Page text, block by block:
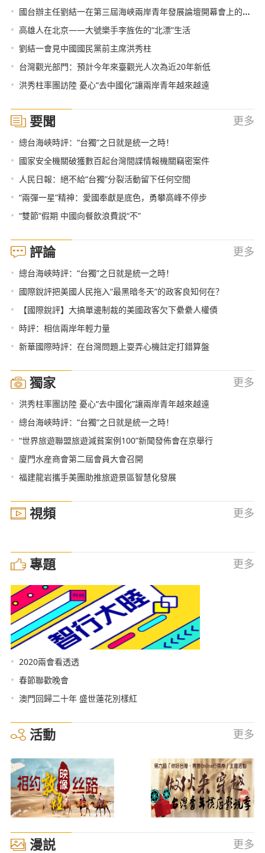
• 國台辦主任劉結一在第三屆海峽兩岸青年發展論壇開幕會上的致辭（全文）
• 高雄人在北京——大號樂手李旌佐的“北漂”生活
• 劉結一會見中國國民黨前主席洪秀柱
• 台灣觀光部門：預計今年來臺觀光人次為近20年新低
• 洪秀柱率團訪陸 憂心“去中國化”讓兩岸青年越來越遠
要聞 更多
• 總台海峽時評：“台獨”之日就是統一之時！
• 國家安全機關破獲數百起台灣間諜情報機關竊密案件
• 人民日報：絕不給“台獨”分裂活動留下任何空間
• “兩彈一星”精神：愛國奉獻是底色，勇攀高峰不停步
• “雙節”假期 中國向餐飲浪費説“不”
評論 更多
• 總台海峽時評：“台獨”之日就是統一之時！
• 國際銳評把美國人民拖入“最黑暗冬天”的政客良知何在？
• 【國際銳評】大搞單邊制裁的美國政客欠下纍纍人權債
• 時評：相信兩岸年輕力量
• 新華國際時評：在台灣問題上耍弄心機註定打錯算盤
獨家 更多
• 洪秀柱率團訪陸 憂心“去中國化”讓兩岸青年越來越遠
• 總台海峽時評：“台獨”之日就是統一之時！
• “世界旅遊聯盟旅遊減貧案例100”新聞發佈會在京舉行
• 廈門水産商會第二屆會員大會召開
• 福建龍岩攜手美團助推旅遊景區智慧化發展
視頻 更多
專題 更多
• 2020兩會看透透
• 春節聯歡晚會
• 澳門回歸二十年 盛世蓮花別樣紅
活動 更多
漫説 更多